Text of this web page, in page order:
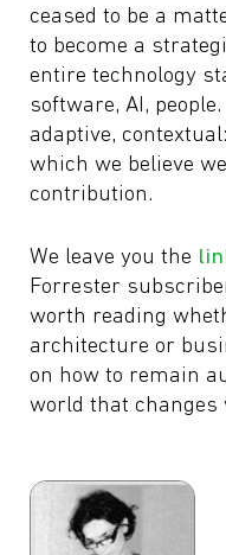
ceased to be a
to become a
entire technology
software, AI,
adaptive,
which we believe
contribution.
We leave you the
Forrester
worth reading
architecture or
on how to remain
world that changes